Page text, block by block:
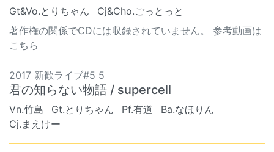
Gt&Vo.とりちゃん
Cj&Cho.ごっとっと
著作権の関係でCDには収録されていません。 参考動画は
こちら
2017 新歓ライブ#5 5
君の知らない物語 / supercell
Vn.竹島 Gt.とりちゃん Pf.有道
Ba.なほりん
Cj.まえけー